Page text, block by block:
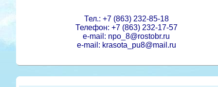
Тел.: +7 (863) 232-85-18
Телефон: +7 (863) 232-17-57
e-mail: npo_8@rostobr.ru
e-mail: krasota_pu8@mail.ru